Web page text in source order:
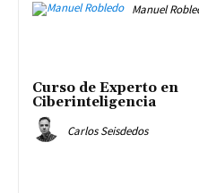
Manuel
Curso de Experto en
Ciberinteligencia
Carlos Seisdedos